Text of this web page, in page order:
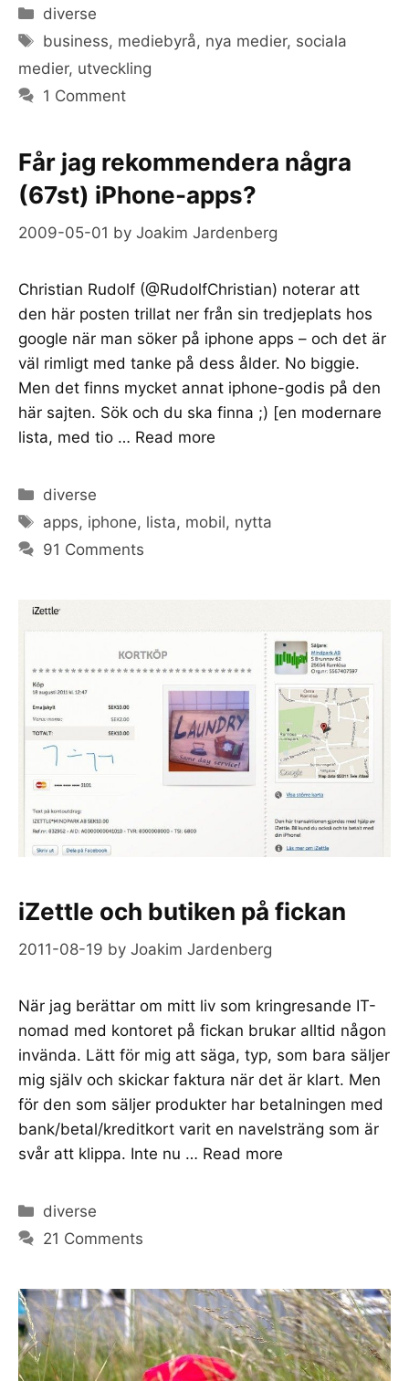
Categories
diverse
Tags
business, mediebyrå, nya medier, sociala
medier, utveckling
1 Comment
Får jag rekommendera några
(67st) iPhone-apps?
2009-05-01 by Joakim Jardenberg
Christian Rudolf (@RudolfChristian) noterar att
den här posten trillat ner från sin tredjeplats hos
google när man söker på iphone apps – och det är
väl rimligt med tanke på dess ålder. No biggie.
Men det finns mycket annat iphone-godis på den
här sajten. Sök och du ska finna ;) [en modernare
lista, med tio … Read more
Categories
diverse
Tags
apps, iphone, lista, mobil, nytta
91 Comments
iZettle och butiken på fickan
2011-08-19 by Joakim Jardenberg
När jag berättar om mitt liv som kringresande IT-
nomad med kontoret på fickan brukar alltid någon
invända. Lätt för mig att säga, typ, som bara säljer
mig själv och skickar faktura när det är klart. Men
för den som säljer produkter har betalningen med
bank/betal/kreditkort varit en navelsträng som är
svår att klippa. Inte nu … Read more
Categories
diverse
21 Comments